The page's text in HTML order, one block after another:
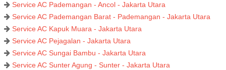
Service AC Pademangan - Ancol - Jakarta Utara
Service AC Pademangan Barat - Pademangan - Jakarta Utara
Service AC Kapuk Muara - Jakarta Utara
Service AC Pejagalan - Jakarta Utara
Service AC Sungai Bambu - Jakarta Utara
Service AC Sunter Agung - Sunter - Jakarta Utara